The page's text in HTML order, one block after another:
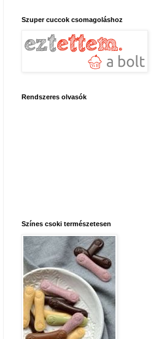
Szuper cuccok csomagoláshoz
Rendszeres olvasók
Színes csoki természetesen